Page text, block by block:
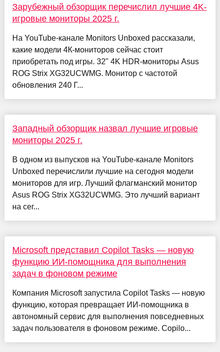
Зарубежный обзорщик перечислил лучшие 4K-
игровые мониторы 2025 г.
На YouTube-канале Monitors Unboxed рассказали,
какие модели 4К-мониторов сейчас стоит
приобретать под игры. 32" 4K HDR-мониторы Asus
ROG Strix XG32UCWMG. Монитор с частотой
обновления 240 Г...
Западный обзорщик назвал лучшие игровые
мониторы 2025 г.
В одном из выпусков на YouTube-канале Monitors
Unboxed перечислили лучшие на сегодня модели
мониторов для игр. Лучший флагманский монитор
Asus ROG Strix XG32UCWMG. Это лучший вариант
на сег...
Microsoft представил Copilot Tasks — новую
функцию ИИ-помощника для выполнения
задач в фоновом режиме
Компания Microsoft запустила Copilot Tasks — новую
функцию, которая превращает ИИ-помощника в
автономный сервис для выполнения повседневных
задач пользователя в фоновом режиме. Copilo...